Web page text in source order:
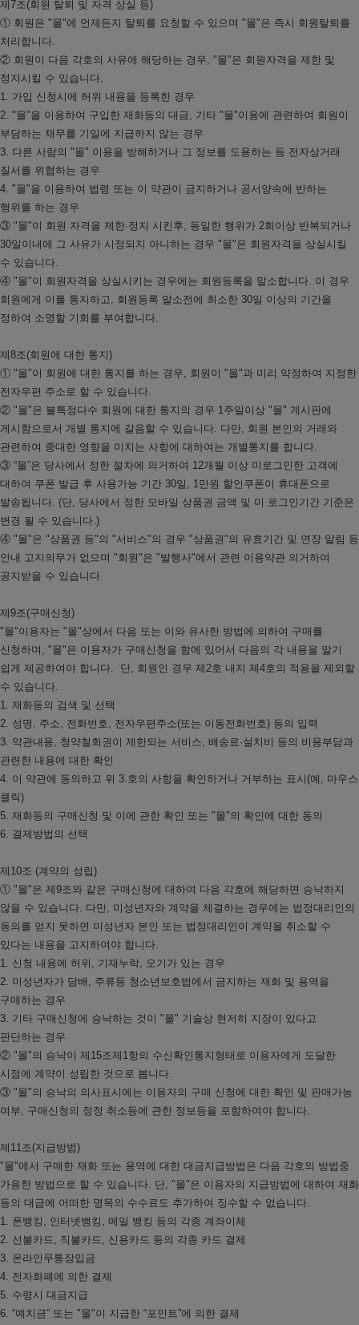
제7조(회원 탈퇴 및 자격 상실 등)
① 회원은 "몰"에 언제든지 탈퇴를 요청할 수 있으며 "몰"은 즉시 회원탈퇴를
처리합니다.
② 회원이 다음 각호의 사유에 해당하는 경우, "몰"은 회원자격을 제한 및
정지시킬 수 있습니다.
1. 가입 신청시에 허위 내용을 등록한 경우
2. "몰"을 이용하여 구입한 재화등의 대금, 기타 "몰"이용에 관련하여 회원이
부담하는 채무를 기일에 지급하지 않는 경우
3. 다른 사람의 "몰" 이용을 방해하거나 그 정보를 도용하는 등 전자상거래
질서를 위협하는 경우
4. "몰"을 이용하여 법령 또는 이 약관이 금지하거나 공서양속에 반하는
행위를 하는 경우
③ "몰"이 회원 자격을 제한·정지 시킨후, 동일한 행위가 2회이상 반복되거나
30일이내에 그 사유가 시정되지 아니하는 경우 "몰"은 회원자격을 상실시킬
수 있습니다.
④ "몰"이 회원자격을 상실시키는 경우에는 회원등록을 말소합니다. 이 경우
회원에게 이를 통지하고, 회원등록 말소전에 최소한 30일 이상의 기간을
정하여 소명할 기회를 부여합니다.
제8조(회원에 대한 통지)
① "몰"이 회원에 대한 통지를 하는 경우, 회원이 "몰"과 미리 약정하여 지정한
전자우편 주소로 할 수 있습니다.
② "몰"은 불특정다수 회원에 대한 통지의 경우 1주일이상 "몰" 게시판에
게시함으로서 개별 통지에 갈음할 수 있습니다. 다만, 회원 본인의 거래와
관련하여 중대한 영향을 미치는 사항에 대하여는 개별통지를 합니다.
③ “몰”은 당사에서 정한 절차에 의거하여 12개월 이상 미로그인한 고객에
대하여 쿠폰 발급 후 사용가능 기간 30일, 1만원 할인쿠폰이 휴대폰으로
발송됩니다. (단, 당사에서 정한 모바일 상품권 금액 및 미 로그인기간 기준은
변경 될 수 있습니다.)
④ "몰"은 "상품권 등"의 "서비스"의 경우 "상품권"의 유효기간 및 연장 알림 등
안내 고지의무가 없으며 "회원"은 "발행사"에서 관련 이용약관 의거하여
공지받을 수 있습니다.
제9조(구매신청)
"몰"이용자는 "몰"상에서 다음 또는 이와 유사한 방법에 의하여 구매를
신청하며, "몰"은 이용자가 구매신청을 함에 있어서 다음의 각 내용을 알기
쉽게 제공하여야 합니다. 단, 회원인 경우 제2호 내지 제4호의 적용을 제외할
수 있습니다.
1. 재화등의 검색 및 선택
2. 성명, 주소, 전화번호, 전자우편주소(또는 이동전화번호) 등의 입력
3. 약관내용, 청약철회권이 제한되는 서비스, 배송료·설치비 등의 비용부담과
관련한 내용에 대한 확인
4. 이 약관에 동의하고 위 3.호의 사항을 확인하거나 거부하는 표시(예, 마우스
클릭)
5. 재화등의 구매신청 및 이에 관한 확인 또는 "몰"의 확인에 대한 동의
6. 결제방법의 선택
제10조 (계약의 성립)
① "몰"은 제9조와 같은 구매신청에 대하여 다음 각호에 해당하면 승낙하지
않을 수 있습니다. 다만, 미성년자와 계약을 체결하는 경우에는 법정대리인의
동의를 얻지 못하면 미성년자 본인 또는 법정대리인이 계약을 취소할 수
있다는 내용을 고지하여야 합니다.
1. 신청 내용에 허위, 기재누락, 오기가 있는 경우
2. 미성년자가 담배, 주류등 청소년보호법에서 금지하는 재화 및 용역을
구매하는 경우
3. 기타 구매신청에 승낙하는 것이 "몰" 기술상 현저히 지장이 있다고
판단하는 경우
② "몰"의 승낙이 제15조제1항의 수신확인통지형태로 이용자에게 도달한
시점에 계약이 성립한 것으로 봅니다.
③ "몰"의 승낙의 의사표시에는 이용자의 구매 신청에 대한 확인 및 판매가능
여부, 구매신청의 정정 취소등에 관한 정보등을 포함하여야 합니다.
제11조(지급방법)
"몰"에서 구매한 재화 또는 용역에 대한 대금지급방법은 다음 각호의 방법중
가용한 방법으로 할 수 있습니다. 단, "몰"은 이용자의 지급방법에 대하여 재화
등의 대금에 어떠한 명목의 수수료도 추가하여 징수할 수 없습니다.
1. 폰뱅킹, 인터넷뱅킹, 메일 뱅킹 등의 각종 계좌이체
2. 선불카드, 직불카드, 신용카드 등의 각종 카드 결제
3. 온라인무통장입금
4. 전자화폐에 의한 결제
5. 수령시 대금지급
6. “예치금” 또는 "몰"이 지급한 “포인트”에 의한 결제